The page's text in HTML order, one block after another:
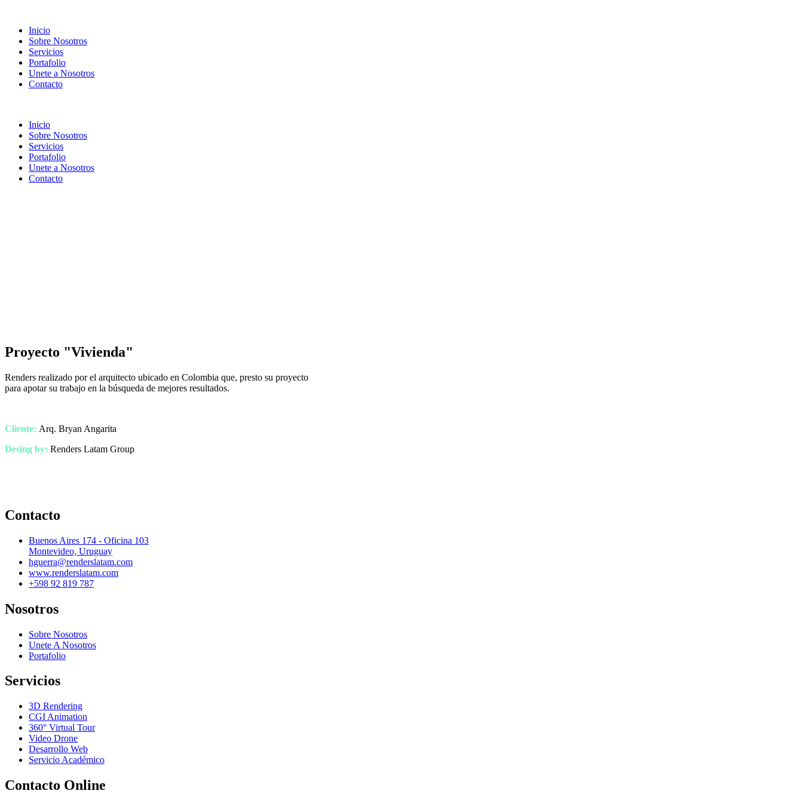
Inicio
Sobre Nosotros
Servicios
Portafolio
Unete a Nosotros
Contacto
Inicio
Sobre Nosotros
Servicios
Portafolio
Unete a Nosotros
Contacto
Proyecto "Vivienda"
Renders realizado por el arquitecto ubicado en Colombia que, presto su proyecto
para apotar su trabajo en la búsqueda de mejores resultados.
Cliente: Arq. Bryan Angarita
Desing by: Renders Latam Group
Contacto
Buenos Aires 174 - Oficina 103
Montevideo, Uruguay
hguerra@renderslatam.com
www.renderslatam.com
+598 92 819 787
Nosotros
Sobre Nosotros
Unete A Nosotros
Portafolio
Servicios
3D Rendering
CGI Animation
360° Virtual Tour
Video Drone
Desarrollo Web
Servicio Académico
Contacto Online